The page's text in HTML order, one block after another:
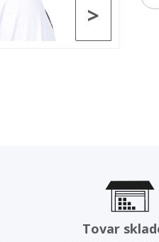
>
Tovar